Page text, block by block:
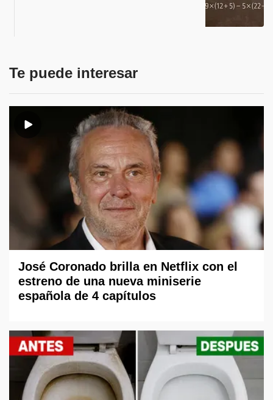
Te puede interesar
José Coronado brilla en Netflix con el
estreno de una nueva miniserie
española de 4 capítulos